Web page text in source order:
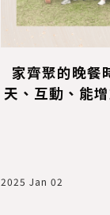
家齊聚的晚餐
天、互動、能
2025 Jan 02